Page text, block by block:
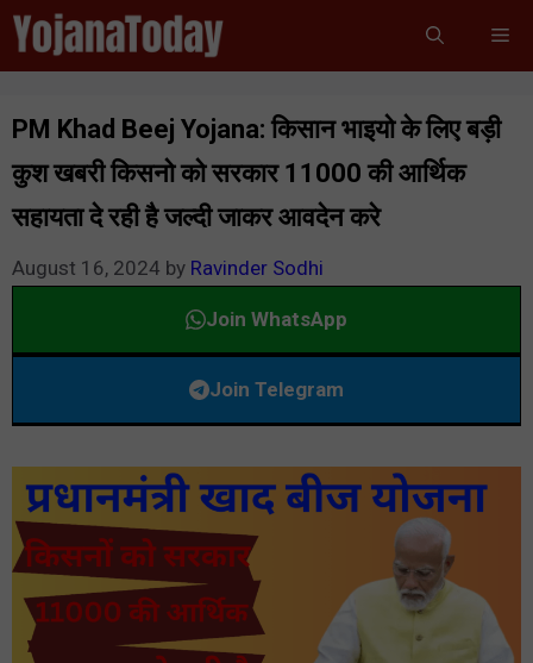
Skip
to
content
PM Khad Beej Yojana: किसान भाइयो के लिए बड़ी
कुश खबरी किसनो को सरकार 11000 की आर्थिक
सहायता दे रही है जल्दी जाकर आवदेन करे
August 16, 2024 by Ravinder Sodhi
Join WhatsApp
Join Telegram